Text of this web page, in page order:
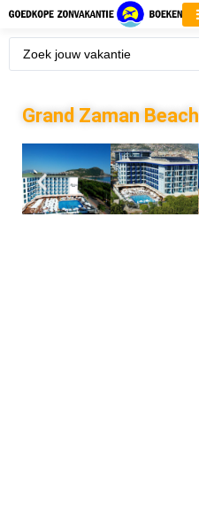
Grand Zaman Beach